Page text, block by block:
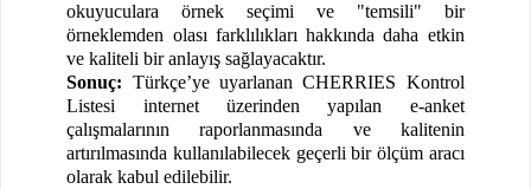
okuyuculara örnek seçimi ve "temsili" bir
örneklemden olası farklılıkları hakkında daha etkin
ve kaliteli bir anlayış sağlayacaktır.
Sonuç: Türkçe’ye uyarlanan CHERRIES Kontrol
Listesi internet üzerinden yapılan e-anket
çalışmalarının raporlanmasında ve kalitenin
artırılmasında kullanılabilecek geçerli bir ölçüm aracı
olarak kabul edilebilir.